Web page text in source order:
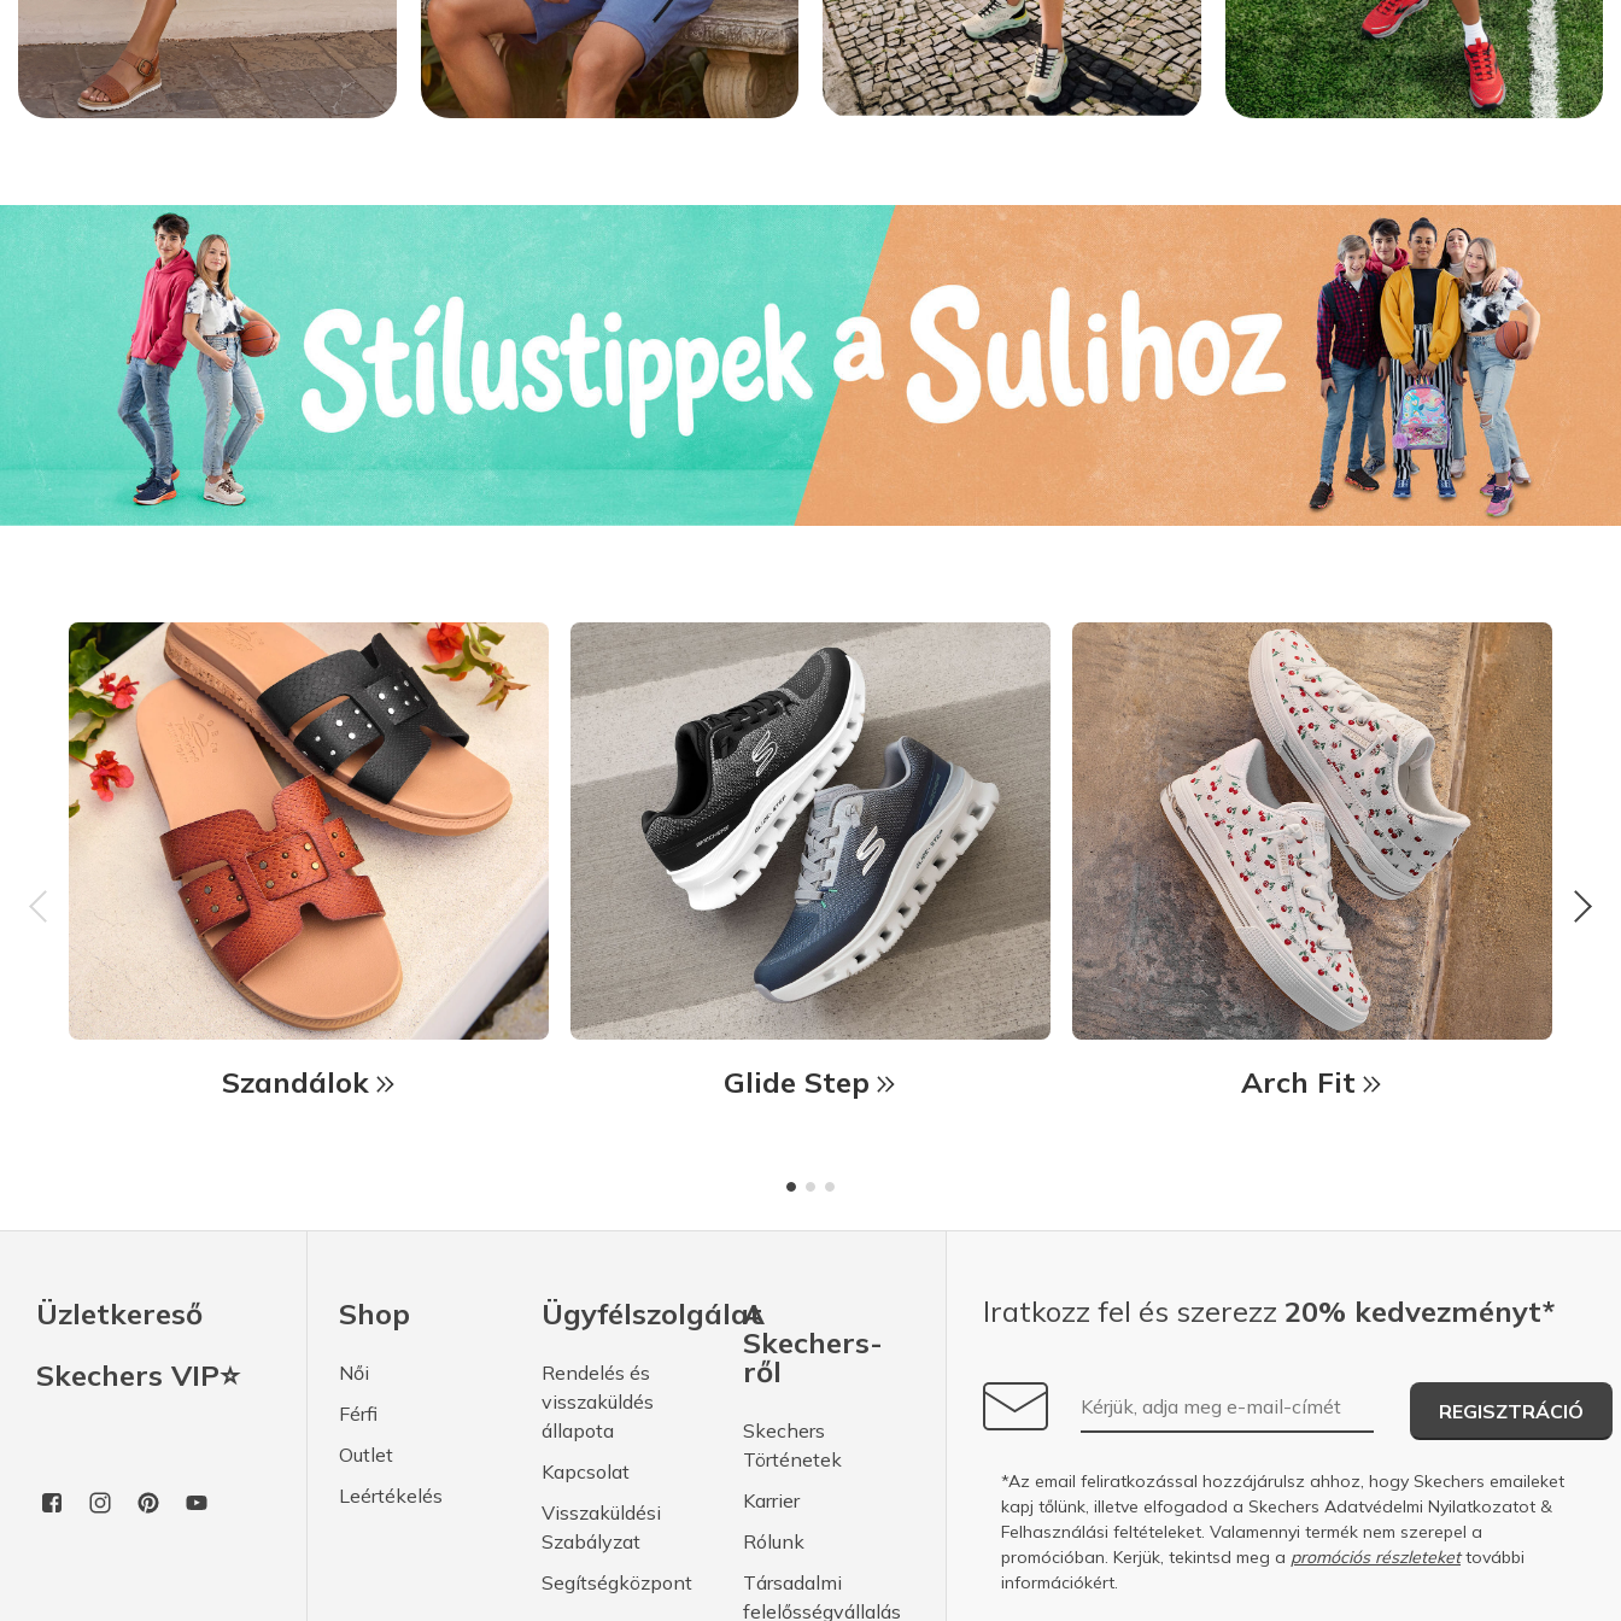
Szandálok Glide Step Arch Fit
Üzletkereső
Skechers VIP⭐
Shop
Női
Férfi
Outlet
Leértékelés
Ügyfélszolgálat
Rendelés és
visszaküldés
állapota
Kapcsolat
Visszaküldési
Szabályzat
Segítségközpont
A
Skechers-
ről
Skechers
Történetek
Karrier
Rólunk
Társadalmi
felelősségvállalás
Iratkozz fel és szerezz 20% kedvezményt*
E-mail-cím
REGISZTRÁCIÓ
*Az email feliratkozással hozzájárulsz ahhoz, hogy Skechers emaileket
kapj tőlünk, illetve elfogadod a Skechers Adatvédelmi Nyilatkozatot &
Felhasználási feltételeket. Valamennyi termék nem szerepel a
promócióban. Kerjük, tekintsd meg a promóciós részletekettovábbi
információkért.